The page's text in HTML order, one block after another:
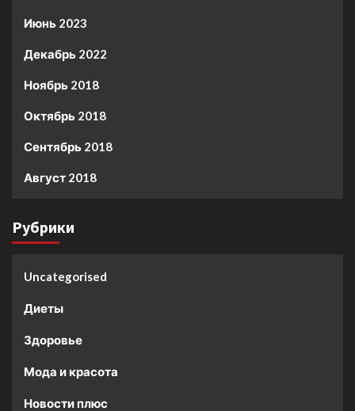
Июнь 2023
Декабрь 2022
Ноябрь 2018
Октябрь 2018
Сентябрь 2018
Август 2018
Рубрики
Uncategorised
Диеты
Здоровье
Мода и красота
Новости плюс